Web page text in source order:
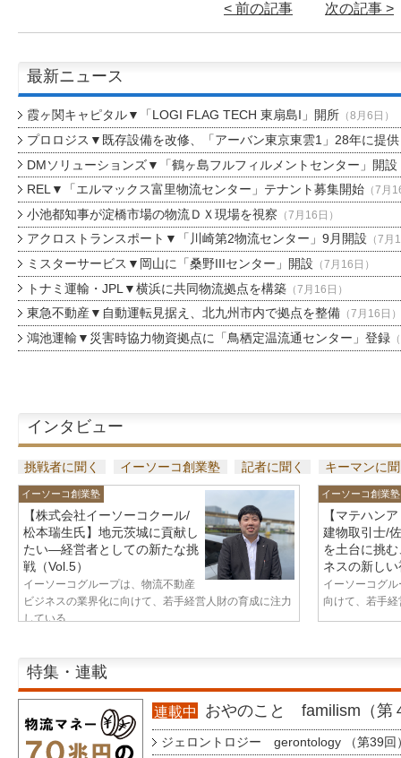
< 前の記事 次の記事 >
最新ニュース
霞ヶ関キャピタル▼「LOGI FLAG TECH 東扇島I」開所（8月6日）
プロロジス▼既存設備を改修、「アーバン東京東雲1」28年に提供
DMソリューションズ▼「鶴ヶ島フルフィルメントセンター」開設
REL▼「エルマックス富里物流センター」テナント募集開始（7月
小池都知事が淀橋市場の物流ＤＸ現場を視察 （7月16日）
アクロストランスポート▼「川崎第2物流センター」9月開設 （7月
ミスターサービス▼岡山に「桑野IIIセンター」開設 （7月16日）
トナミ運輸・JPL▼横浜に共同物流拠点を構築（7月16日）
東急不動産▼自動運転見据え、北九州市内で拠点を整備（7月16日）
鴻池運輸▼災害時協力物資拠点に「鳥栖定温流通センター」登録
インタビュー
挑戦者に聞く イーソーコ創業塾 記者に聞く キーマンに
イーソーコ創業塾
【株式会社イーソーコクール/
松本瑞生氏】地元茨城に貢献し
たい—経営者としての新たな挑
戦（Vol.5）
イーソーコグループは、物流不動産
ビジネスの業界化に向けて、若手経営人財の育成に注力
している...
イーソーコ創業塾
【マテハン
建物取引士/
を土台に挑
ネスの新し
イーソーコグ
向けて、若手
特集・連載
連載中 おやのこと familism（第
ジェロントロジー gerontology （第39回